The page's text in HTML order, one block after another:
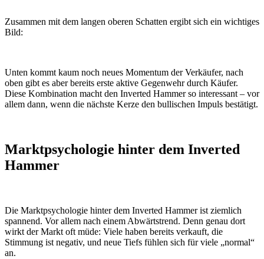
Zusammen mit dem langen oberen Schatten ergibt sich ein wichtiges
Bild:
Unten kommt kaum noch neues Momentum der Verkäufer, nach
oben gibt es aber bereits erste aktive Gegenwehr durch Käufer.
Diese Kombination macht den Inverted Hammer so interessant – vor
allem dann, wenn die nächste Kerze den bullischen Impuls bestätigt.
Marktpsychologie hinter dem Inverted
Hammer
Die Marktpsychologie hinter dem Inverted Hammer ist ziemlich
spannend. Vor allem nach einem Abwärtstrend. Denn genau dort
wirkt der Markt oft müde: Viele haben bereits verkauft, die
Stimmung ist negativ, und neue Tiefs fühlen sich für viele „normal“
an.